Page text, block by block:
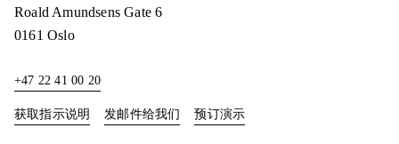
Roald Amundsens Gate 6
0161 Oslo
+47 22 41 00 20
获取指示说明 Link Opens in New Tab
发邮件给我们 预订演示Link Opens in New Tab